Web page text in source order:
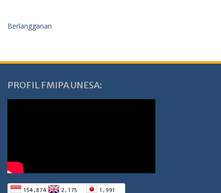
Berlangganan
PROFIL FMIPA UNESA: